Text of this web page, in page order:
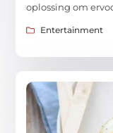
oplossing om
Entertainment